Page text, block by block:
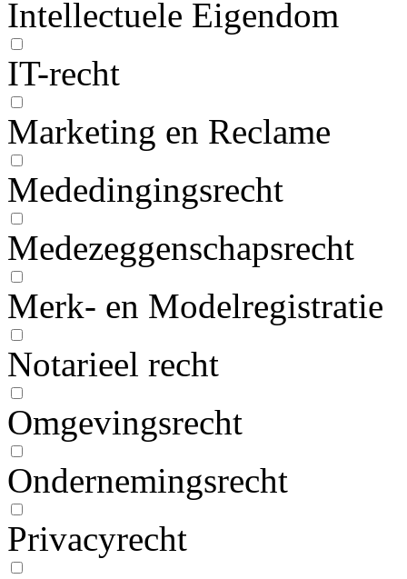
Intellectuele Eigendom
IT-recht
Marketing en Reclame
Mededingingsrecht
Medezeggenschapsrecht
Merk- en Modelregistratie
Notarieel recht
Omgevingsrecht
Ondernemingsrecht
Privacyrecht